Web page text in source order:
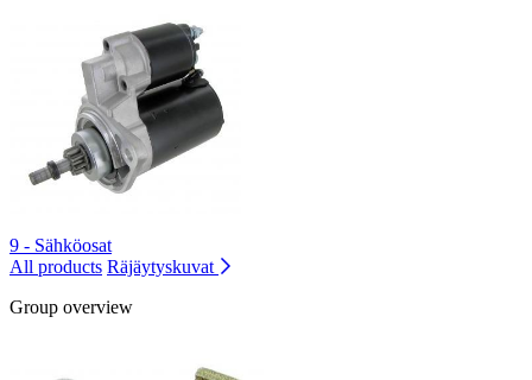
9 - Sähköosat
All products Räjäytyskuvat
Group overview